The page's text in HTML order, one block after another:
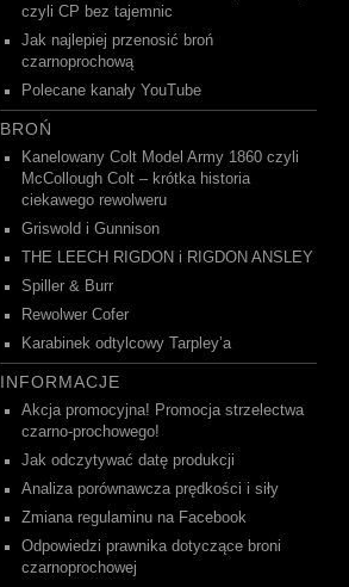
czyli CP bez tajemnic
Jak najlepiej przenosić broń
czarnoprochową
Polecane kanały YouTube
BROŃ
Kanelowany Colt Model Army 1860 czyli
McCollough Colt – krótka historia
ciekawego rewolweru
Griswold i Gunnison
THE LEECH RIGDON i RIGDON ANSLEY
Spiller & Burr
Rewolwer Cofer
Karabinek odtylcowy Tarpley’a
INFORMACJE
Akcja promocyjna! Promocja strzelectwa
czarno-prochowego!
Jak odczytywać datę produkcji
Analiza porównawcza prędkości i siły
Zmiana regulaminu na Facebook
Odpowiedzi prawnika dotyczące broni
czarnoprochowej